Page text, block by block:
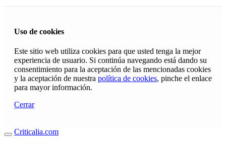
Uso de cookies
Este sitio web utiliza cookies para que usted tenga la mejor
experiencia de usuario. Si continúa navegando está dando su
consentimiento para la aceptación de las mencionadas cookies
y la aceptación de nuestra política de cookies, pinche el enlace
para mayor información.
Cerrar
Criticalia.com